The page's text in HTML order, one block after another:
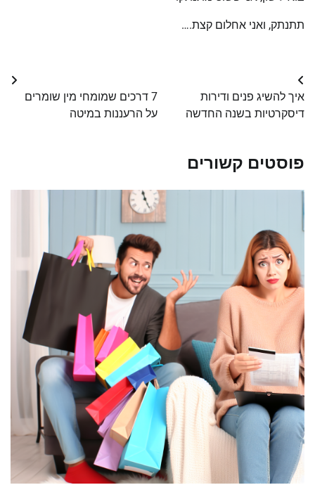
תתנתק, ואני אחלום קצת.…
Post
navigation
איך להשיג פנים ודירות
דיסקרטיות בשנה החדשה
7 דרכים שמומחי מין שומרים
על הרעננות במיטה
פוסטים קשורים